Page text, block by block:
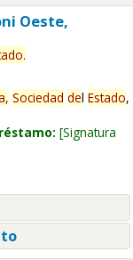
Oeste,
.
Sociedad del Estado,
Signatura